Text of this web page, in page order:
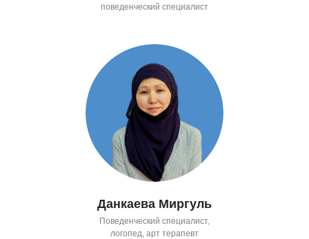
поведенческий специалист
Данкаева Миргуль
Поведенческий специалист,
логопед, арт терапевт